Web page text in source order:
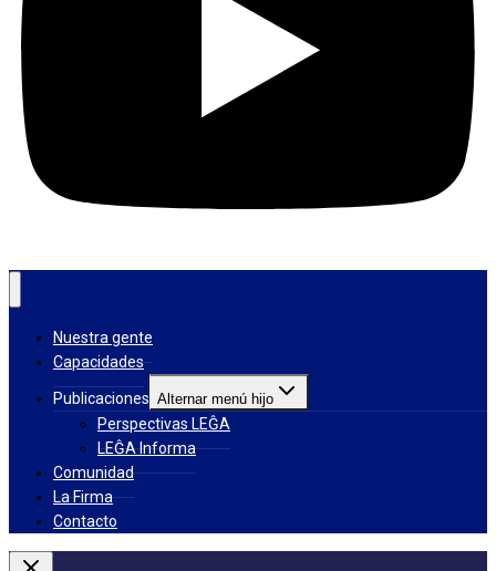
Nuestra gente
Capacidades
Publicaciones Alternar menú hijo
Perspectivas LEĜA
LEĜA Informa
Comunidad
La Firma
Contacto